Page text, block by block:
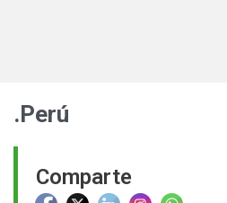
.Perú
Comparte